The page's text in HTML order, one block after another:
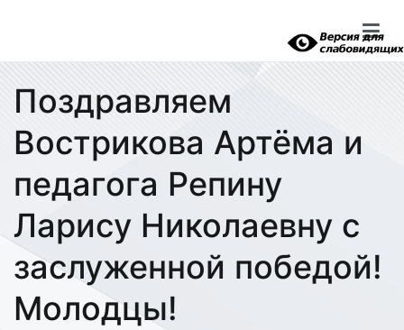
Поздравляем
Вострикова Артёма и
педагога Репину
Ларису Николаевну с
заслуженной победой!
Молодцы!